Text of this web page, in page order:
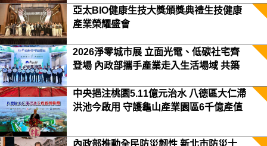
亞太BIO健康生技大獎頒獎典禮生技健康
產業榮耀盛會
2026淨零城市展 立面光電、低碳社宅齊
登場 內政部攜手產業走入生活場域 共築
中央挹注桃園5.11億元治水 八德區大仁滯
洪池今啟用 守護龜山產業園區6千億產值